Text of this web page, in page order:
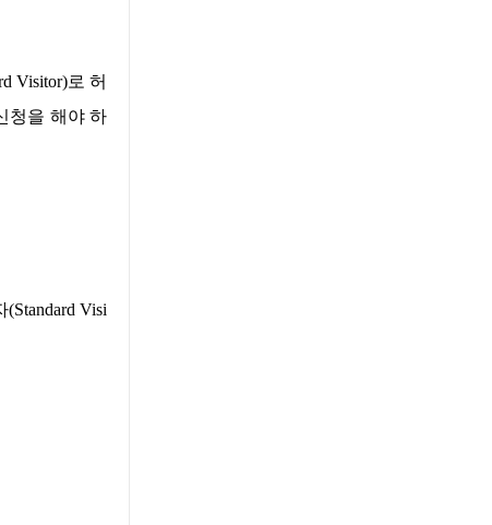
Visitor)로 허
청을 해야 하
(Standard Visi